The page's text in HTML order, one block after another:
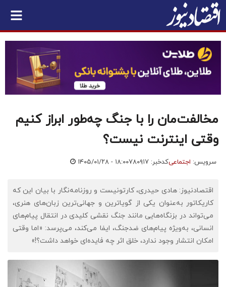
مخالفت‌مان را با جنگ چه‌طور ابراز کنیم
وقتی اینترنت نیست؟
سرویس: اجتماعیکدخبر: ۷۸۰۹۱۷ ۱۴۰۵/۰۱/۲۸ - ۱۸:۰۰
اقتصادنیوز: هادی حیدری، کارتونیست و روزنامه‌نگار با بیان این که
کاریکاتور به‌عنوان یکی از گویاترین و جهانی‌ترین زبان‌های هنری،
می‌تواند در بزنگاه‌هایی مانند جنگ نقشی کلیدی در انتقال پیام‌های
انسانی، به‌ویژه پیام‌های ضدجنگ، ایفا می‌کند، می‌پرسد: «اما وقتی
امکان انتشار وجود ندارد، خلق اثر چه فایده‌ای خواهد داشت؟!»